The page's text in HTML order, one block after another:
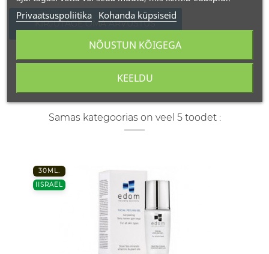
KIRJUTAGE OMA ARVUSTUS
Samas kategoorias on veel 5 toodet :
30ML.
IISRAEL
Privaatsuspoliitika Kohanda küpsiseid
KEELDU
NÕUSTUN KÕIGEGA